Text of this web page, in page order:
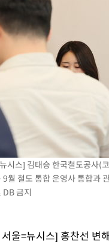
도 찜통더위…곳곳 소나기·
, 용인·청주 팹에 54조 투자
재영·이다영 자매, 아제르바
성 접대 7경기 들여다보니…
, 2.86포인트(0.36%) 내린
피, 6200선 약보합…0.60%
러 환율, 7.7원 내린 1416.1
서 40.1도 관측…서울, 2018
검, '계엄 수용공간 확보' 신
목한 韓축구 파문…"국민적 공
수색에 성접대 파문까지…'쑥
위원회 부위원장에 김태유 서
시스] 김태승 한국철도공사(
9월 철도 통합 운영사 통합과
DB 금지
울=뉴시스] 홍찬선 변